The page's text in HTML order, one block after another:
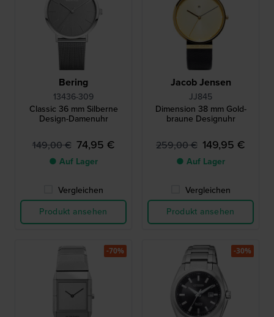
Bering
13436-309
Classic 36 mm Silberne
Design-Damenuhr
149,00 € 74,95 €
● Auf Lager
Vergleichen
Produkt ansehen
Jacob Jensen
JJ845
Dimension 38 mm Gold-
braune Designuhr
259,00 € 149,95 €
● Auf Lager
Vergleichen
Produkt ansehen
-70% -30%